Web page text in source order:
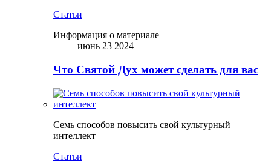
Статьи
Информация о материале
июнь 23 2024
Что Святой Дух может сделать для вас
Семь способов повысить свой культурный
интеллект
Статьи